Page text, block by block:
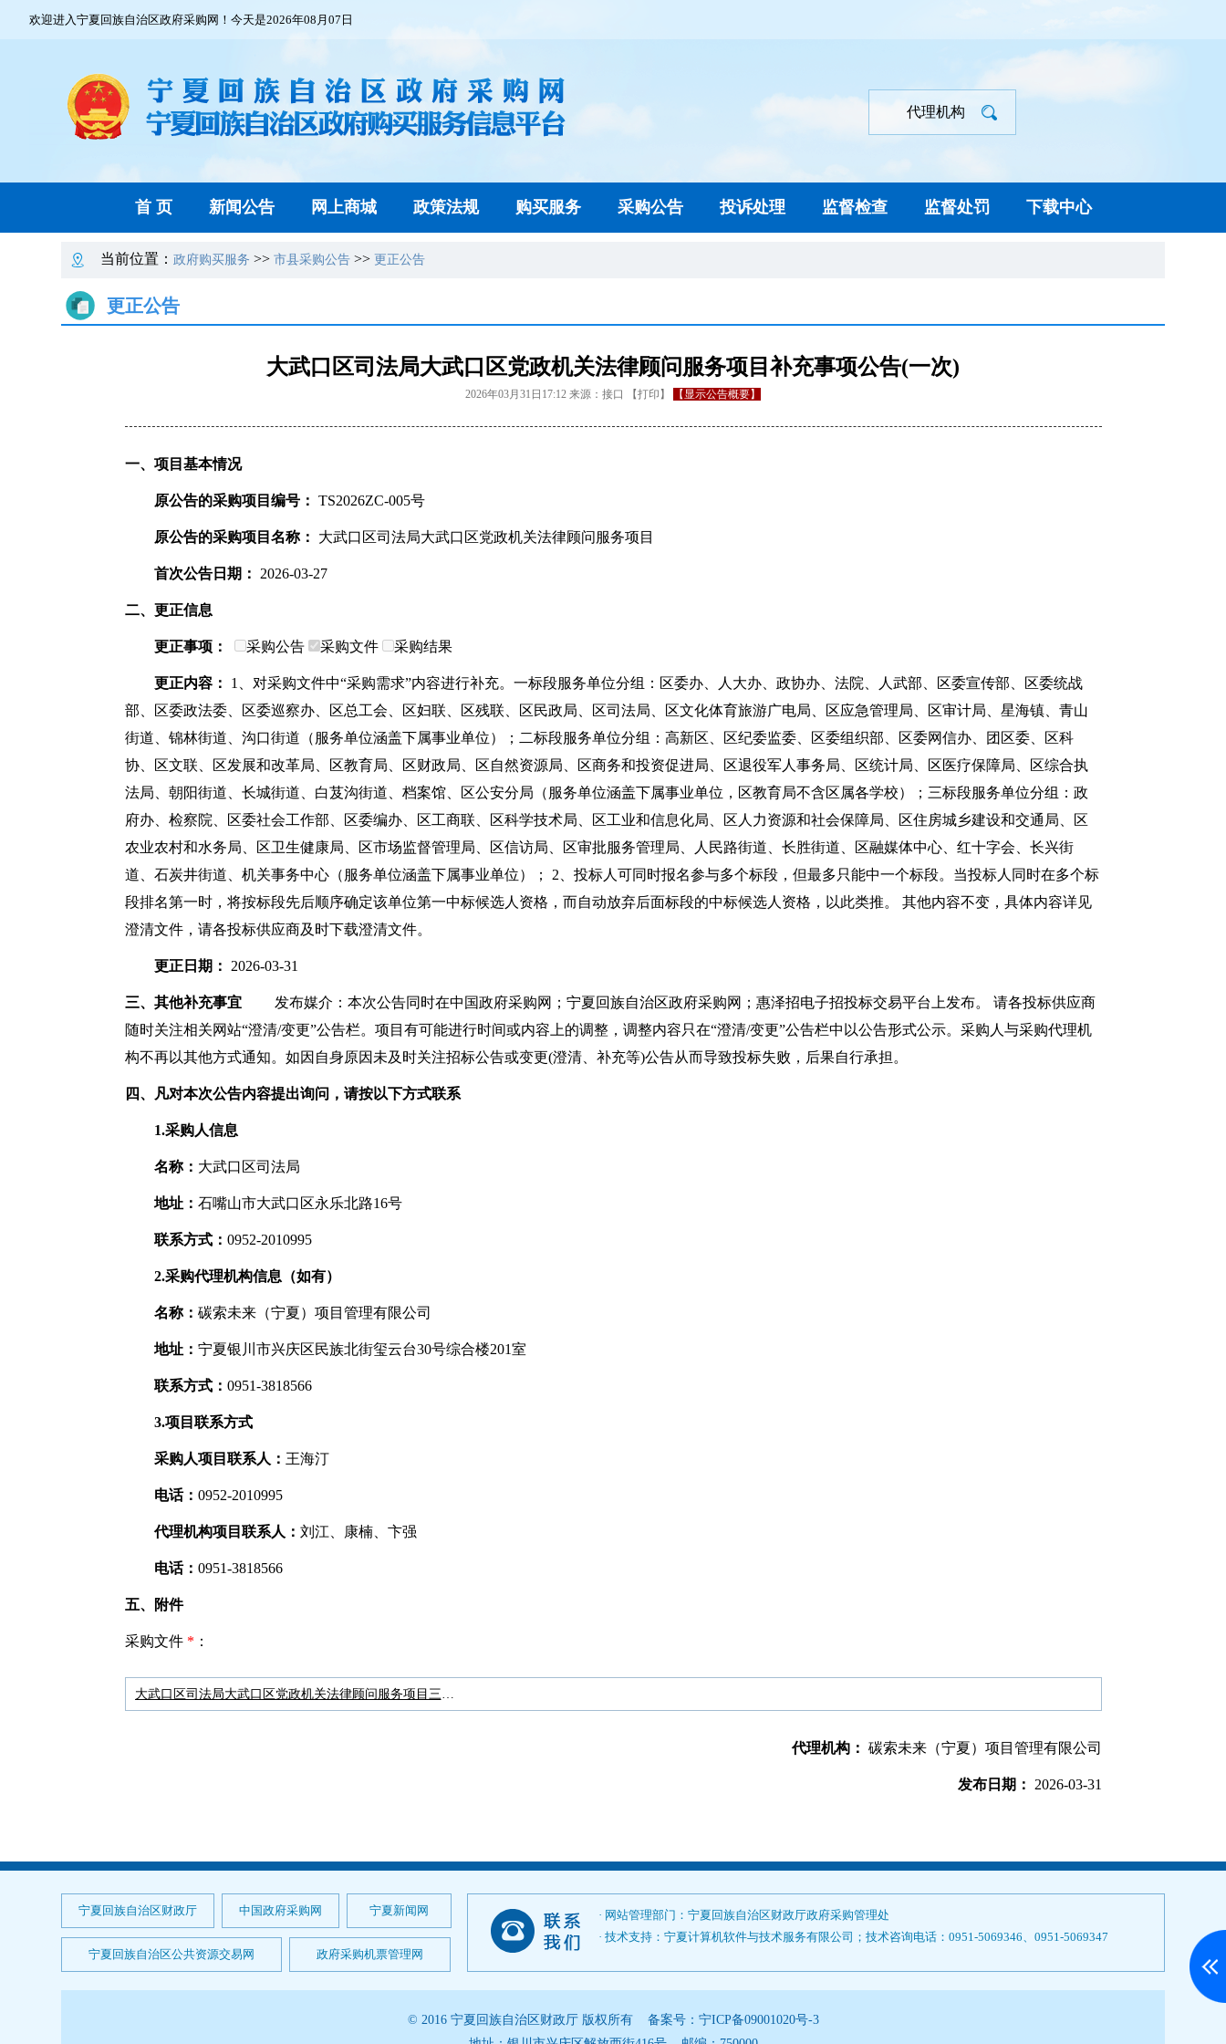
欢迎进入宁夏回族自治区政府采购网！今天是2026年08月07日
代理机构
首 页 新闻公告 网上商城 政策法规 购买服务 采购公告 投诉处理 监督检查 监督处罚 下载中心
当前位置： 政府购买服务 >> 市县采购公告 >> 更正公告
更正公告
大武口区司法局大武口区党政机关法律顾问服务项目补充事项公告(一次)
2026年03月31日17:12 来源： 接口 【打印 】 【显示公告概要】
一、项目基本情况
原公告的采购项目编号： TS2026ZC-005号
原公告的采购项目名称： 大武口区司法局大武口区党政机关法律顾问服务项目
首次公告日期： 2026-03-27
二、更正信息
更正事项： 采购公告 采购文件 采购结果
更正内容：
1、对采购文件中“采购需求”内容进行补充。一标段服务单位分组：区委办、人大办、政协办、法院、人武部、区委宣传部、区委统战
部、区委政法委、区委巡察办、区总工会、区妇联、区残联、区民政局、区司法局、区文化体育旅游广电局、区应急管理局、区审计局、星海镇、青山
街道、锦林街道、沟口街道（服务单位涵盖下属事业单位）；二标段服务单位分组：高新区、区纪委监委、区委组织部、区委网信办、团区委、区科
协、区文联、区发展和改革局、区教育局、区财政局、区自然资源局、区商务和投资促进局、区退役军人事务局、区统计局、区医疗保障局、区综合执
法局、朝阳街道、长城街道、白芨沟街道、档案馆、区公安分局（服务单位涵盖下属事业单位，区教育局不含区属各学校）；三标段服务单位分组：政
府办、检察院、区委社会工作部、区委编办、区工商联、区科学技术局、区工业和信息化局、区人力资源和社会保障局、区住房城乡建设和交通局、区
农业农村和水务局、区卫生健康局、区市场监督管理局、区信访局、区审批服务管理局、人民路街道、长胜街道、区融媒体中心、红十字会、长兴街
道、石炭井街道、机关事务中心（服务单位涵盖下属事业单位）； 2、投标人可同时报名参与多个标段，但最多只能中一个标段。当投标人同时在多个标
段排名第一时，将按标段先后顺序确定该单位第一中标候选人资格，而自动放弃后面标段的中标候选人资格，以此类推。 其他内容不变，具体内容详见
澄清文件，请各投标供应商及时下载澄清文件。
更正日期： 2026-03-31
三、其他补充事宜发布媒介：本次公告同时在中国政府采购网；宁夏回族自治区政府采购网；惠泽招电子招投标交易平台上发布。 请各投标供应商
随时关注相关网站“澄清/变更”公告栏。项目有可能进行时间或内容上的调整，调整内容只在“澄清/变更”公告栏中以公告形式公示。采购人与采购代理机
构不再以其他方式通知。如因自身原因未及时关注招标公告或变更(澄清、补充等)公告从而导致投标失败，后果自行承担。
四、凡对本次公告内容提出询问，请按以下方式联系
1.采购人信息
名称： 大武口区司法局
地址： 石嘴山市大武口区永乐北路16号
联系方式： 0952-2010995
2.采购代理机构信息（如有）
名称： 碳索未来（宁夏）项目管理有限公司
地址： 宁夏银川市兴庆区民族北街玺云台30号综合楼201室
联系方式： 0951-3818566
3.项目联系方式
采购人项目联系人： 王海汀
电话： 0952-2010995
代理机构项目联系人： 刘江、康楠、卞强
电话： 0951-3818566
五、附件
采购文件* ：
大武口区司法局大武口区党政机关法律顾问服务项目三标段采购文件.pdf
代理机构： 碳索未来（宁夏）项目管理有限公司
发布日期： 2026-03-31
宁夏回族自治区财政厅 中国政府采购网 宁夏新闻网
宁夏回族自治区公共资源交易网 政府采购机票管理网
· 网站管理部门：宁夏回族自治区财政厅政府采购管理处
· 技术支持：宁夏计算机软件与技术服务有限公司；技术咨询电话：0951-5069346、0951-5069347
© 2016 宁夏回族自治区财政厅 版权所有 备案号： 宁ICP备09001020号-3